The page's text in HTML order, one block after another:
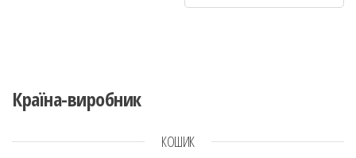
Країна-виробник
КОШИК